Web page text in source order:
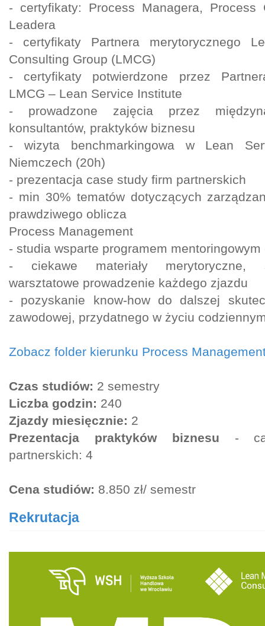
- certyfikaty: Process Managera, Process
Leadera
- certyfikaty Partnera merytorycznego
Consulting Group (LMCG)
- certyfikaty potwierdzone przez
LMCG – Lean Service Institute
- prowadzone zajęcia przez
konsultantów, praktyków biznesu
- wizyta benchmarkingowa w Lean
Niemczech (20h)
- prezentacja case study firm partnerskich
- min 30% tematów dotyczących
prawdziwego oblicza
Process Management
- studia wsparte programem
- ciekawe materiały merytoryczne,
warsztatowe prowadzenie każdego zjazdu
- pozyskanie know-how do dalszej
zawodowej, przydatnego w życiu
Zobacz folder kierunku Process
Czas studiów: 2 semestry
Liczba godzin: 240
Zjazdy miesięcznie: 2
Prezentacja praktyków biznesu -
partnerskich: 4
Cena studiów: 8.850 zł/ semestr
Rekrutacja